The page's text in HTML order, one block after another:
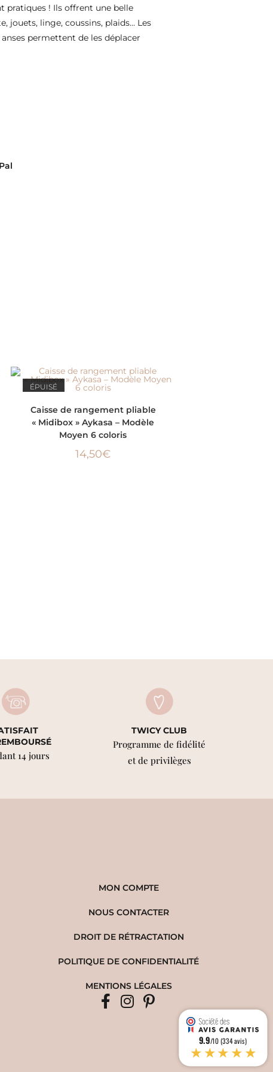
pratiques ! Ils offrent une belle
jouets, linge, coussins, plaids… Les
permettent de les déplacer
ÉPUISÉ
Caisse de rangement pliable
« Midibox » Aykasa – Modèle
Moyen 6 coloris
14,50€
14 jours
TWICY CLUB
Programme de fidélité
et de privilèges
MON COMPTE
NOUS CONTACTER
DROIT DE RÉTRACTATION
POLITIQUE DE CONFIDENTIALITÉ
MENTIONS LÉGALES
9.9/10 (334 avis)
★★★★★